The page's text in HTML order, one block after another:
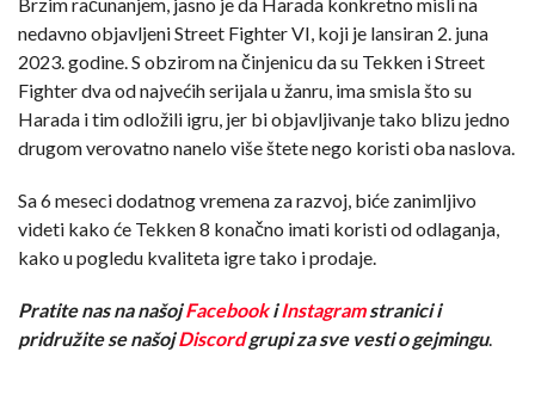
nedavno objavljeni Street Fighter VI, koji je lansiran 2. juna
2023. godine. S obzirom na činjenicu da su Tekken i Street
Fighter dva od najvećih serijala u žanru, ima smisla što su
Harada i tim odložili igru, jer bi objavljivanje tako blizu jedno
drugom verovatno nanelo više štete nego koristi oba naslova.
Sa 6 meseci dodatnog vremena za razvoj, biće zanimljivo
videti kako će Tekken 8 konačno imati koristi od odlaganja,
kako u pogledu kvaliteta igre tako i prodaje.
Pratite nas na našojFacebookiInstagramstranici i
pridružite se našojDiscordgrupi za sve vesti o gejmingu.